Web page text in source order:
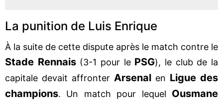
La punition de Luis Enrique
À la suite de cette dispute après le match contre le
Stade Rennais (3-1 pour le PSG), le club de la
capitale devait affronter Arsenal en Ligue des
champions. Un match pour lequel Ousmane